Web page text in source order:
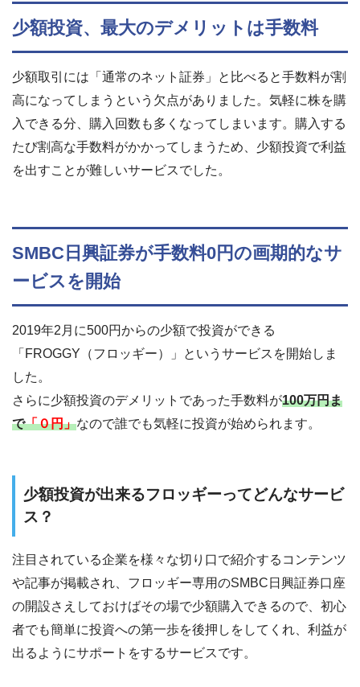
少額投資、最大のデメリットは手数料
少額取引には「通常のネット証券」と比べると手数料が割
高になってしまうという欠点がありました。気軽に株を購
入できる分、購入回数も多くなってしまいます。購入する
たび割高な手数料がかかってしまうため、少額投資で利益
を出すことが難しいサービスでした。
SMBC日興証券が手数料0円の画期的なサ
ービスを開始
2019年2月に500円からの少額で投資ができる
「FROGGY（フロッギー）」というサービスを開始しま
した。
さらに少額投資のデメリットであった手数料が100万円ま
で「０円」なので誰でも気軽に投資が始められます。
少額投資が出来るフロッギーってどんなサービ
ス？
注目されている企業を様々な切り口で紹介するコンテンツ
や記事が掲載され、フロッギー専用のSMBC日興証券口座
の開設さえしておけばその場で少額購入できるので、初心
者でも簡単に投資への第一歩を後押しをしてくれ、利益が
出るようにサポートをするサービスです。